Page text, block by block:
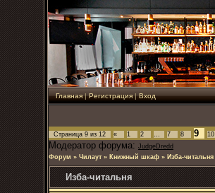
Главная|Регистрация|Вход
Страница 9 из 12 « 1 2 … 7 8 9 10
Модератор форума: JudgeDredd
Форум » Чилаут » Книжный шкаф » Изба-читальня
Изба-читальня